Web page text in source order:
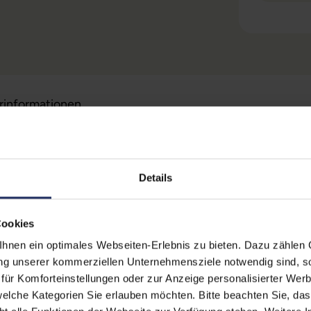
Details
ein optimales Webseiten-Erlebnis zu bieten. Dazu zählen
unserer kommerziellen Unternehmensziele notwendig sind,
Komforteinstellungen oder zur Anzeige personalisierter
Kategorien Sie erlauben möchten. Bitte beachten Sie,
Aufkleber befindet sich
auf
liegt im Normalfall
übernehmen.
Displaygröße:
Displayauflösung:
Displayart: